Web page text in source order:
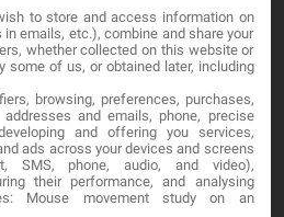
to store and access information on
emails, etc.), combine and share your
whether collected on this website or
some of us, or obtained later, including
browsing, preferences, purchases,
and emails, phone, precise
and offering you services,
ads across your devices and screens
SMS, phone, audio, and video),
their performance, and analysing
Mouse movement study on an